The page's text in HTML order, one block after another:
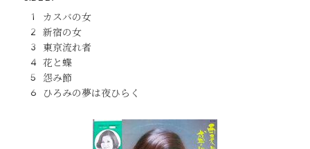
カスバの女
新宿の女
東京流れ者
花と蝶
怨み節
ひろみの夢は夜ひらく